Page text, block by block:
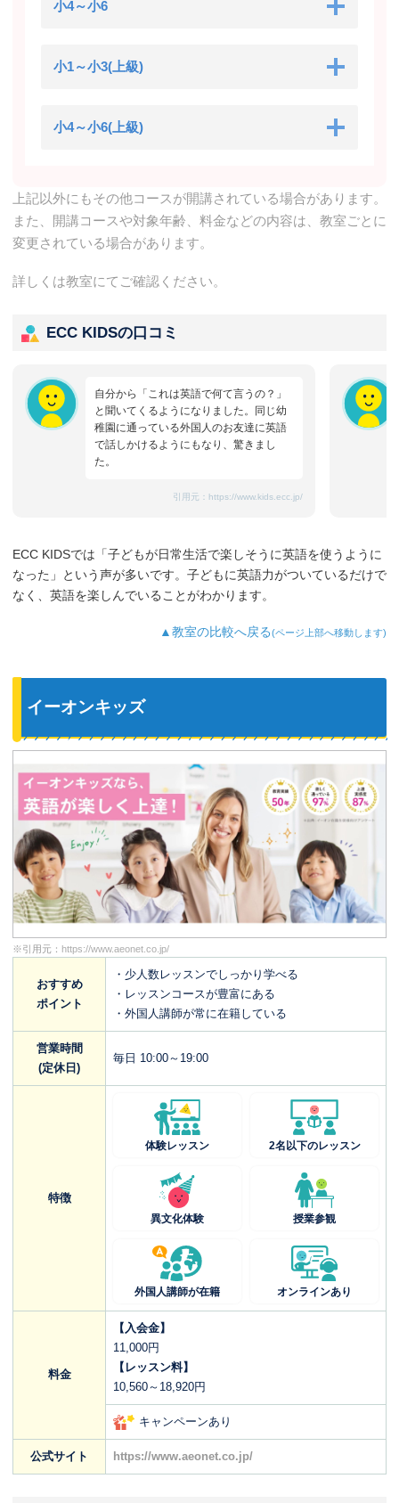
小4～小6
小1～小3(上級)
小4～小6(上級)
上記以外にもその他コースが開講されている場合があります。
また、開講コースや対象年齢、料金などの内容は、教室ごとに
変更されている場合があります。
詳しくは教室にてご確認ください。
ECC KIDSの口コミ
自分から「これは英語で何て言うの？」
と聞いてくるようになりました。同じ幼
稚園に通っている外国人のお友達に英語
で話しかけるようにもなり、驚きまし
た。
引用元： https://www.kids.ecc.jp/
ECC KIDSでは「子どもが日常生活で楽しそうに英語を使うように
なった」という声が多いです。子どもに英語力がついているだけで
なく、英語を楽しんでいることがわかります。
▲教室の比較へ戻る(ページ上部へ移動します)
イーオンキッズ
※引用元： https://www.aeonet.co.jp/
おすすめ
ポイント
・少人数レッスンでしっかり学べる
・レッスンコースが豊富にある
・外国人講師が常に在籍している
営業時間
(定休日)
毎日 10:00～19:00
特徴
体験レッスン 2名以下のレッスン
異文化体験 授業参観
外国人講師が在籍 オンラインあり
料金
【入会金】
11,000円
【レッスン料】
10,560～18,920円
キャンペーンあり
公式サイト https://www.aeonet.co.jp/